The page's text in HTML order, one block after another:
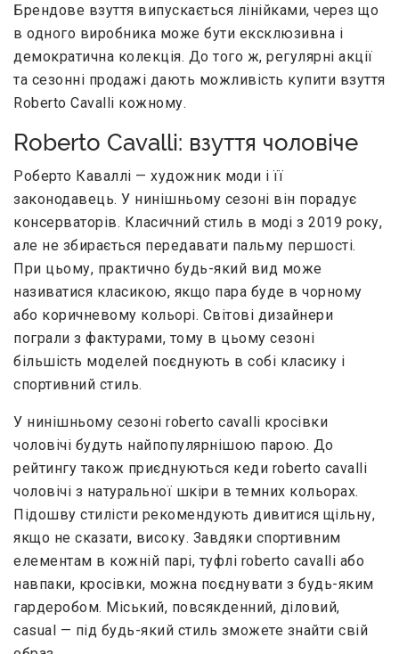
Брендове взуття випускається лінійками, через що
в одного виробника може бути ексклюзивна і
демократична колекція. До того ж, регулярні акції
та сезонні продажі дають можливість купити взуття
Roberto Cavalli кожному.
Roberto Cavalli: взуття чоловіче
Роберто Каваллі — художник моди і її
законодавець. У нинішньому сезоні він порадує
консерваторів. Класичний стиль в моді з 2019 року,
але не збирається передавати пальму першості.
При цьому, практично будь-який вид може
називатися класикою, якщо пара буде в чорному
або коричневому кольорі. Світові дизайнери
пограли з фактурами, тому в цьому сезоні
більшість моделей поєднують в собі класику і
спортивний стиль.
У нинішньому сезоні roberto cavalli кросівки
чоловічі будуть найпопулярнішою парою. До
рейтингу також приєднуються кеди roberto cavalli
чоловічі з натуральної шкіри в темних кольорах.
Підошву стилісти рекомендують дивитися щільну,
якщо не сказати, високу. Завдяки спортивним
елементам в кожній парі, туфлі roberto cavalli або
навпаки, кросівки, можна поєднувати з будь-яким
гардеробом. Міський, повсякденний, діловий,
casual — під будь-який стиль зможете знайти свій